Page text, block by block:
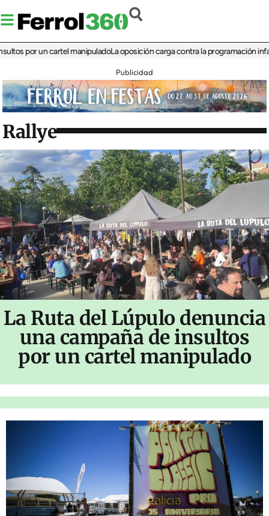
un cartel manipuladoLa oposición carga contra la programación infantil
Publicidad
Rallye
La Ruta del Lúpulo denuncia
una campaña de insultos
por un cartel manipulado